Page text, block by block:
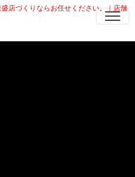
店づくりならお任せください。｜店舗
視図・完成予
ン